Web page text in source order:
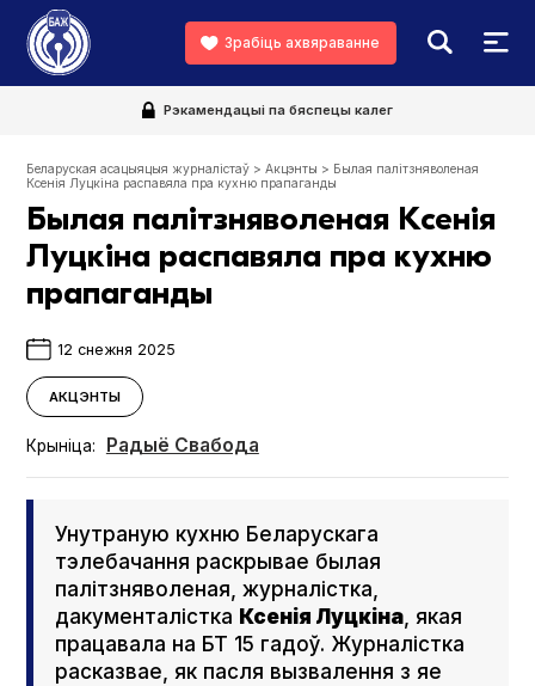
Зрабіць ахвяраванне
Рэкамендацыі па бяспецы калег
Беларуская асацыяцыя журналістаў >Акцэнты > Былая палітзняволеная
Ксенія Луцкіна распавяла пра кухню прапаганды
Былая палітзняволеная Ксенія
Луцкіна распавяла пра кухню
прапаганды
12 снежня 2025
АКЦЭНТЫ
Крыніца: Радыё Свабода
Унутраную кухню Беларускага
тэлебачання раскрывае былая
палітзняволеная, журналістка,
дакументалістка Ксенія Луцкіна, якая
працавала на БТ 15 гадоў. Журналістка
расказвае, як пасля вызвалення з яе